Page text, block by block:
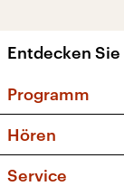
Entdecken
Programm
Hören
Service